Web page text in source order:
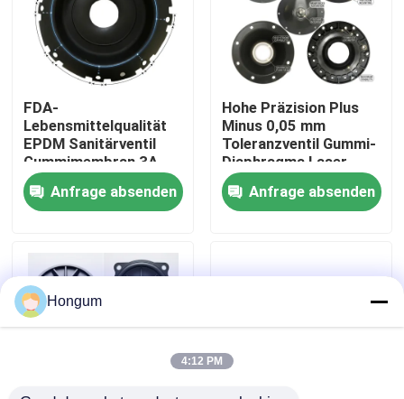
Werksbesichtigung
Qualitätskontrolle
Neuigkeiten
Bitte um ein Angebot
Gummimembrandichtungen
FDA-
Lebensmittelqualität
EPDM Sanitärventil
Gummimembran 3A
Milchprodukte CIP SIP
Clean Steam
kompatibel
Anfrage absenden
Hohe Präzision Plus
Minus 0,05 mm
Toleranzventil Gummi-
Diaphragma Laser
gemessen Injektion
geformtAnfrage absenden
Hongum
4:12 PM